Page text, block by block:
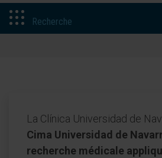
Recherche
La Clínica Universidad de
Cima Universidad de
recherche médicale